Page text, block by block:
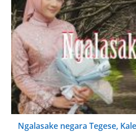
Ngalasake negara Tegese,